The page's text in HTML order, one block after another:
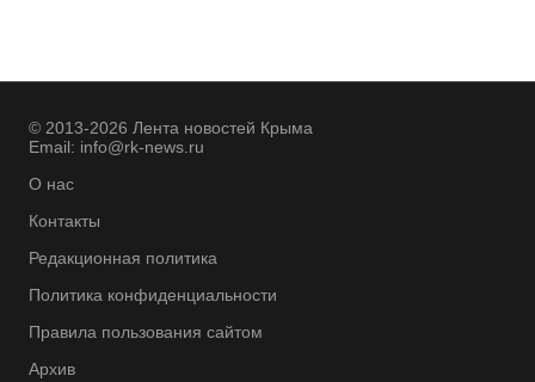
© 2013-2026 Лента новостей Крыма
Email: info@rk-news.ru
О нас
Контакты
Редакционная политика
Политика конфиденциальности
Правила пользования сайтом
Архив